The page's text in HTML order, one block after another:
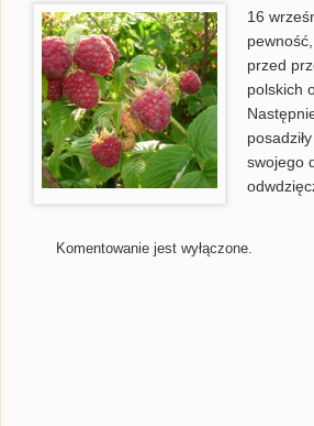
16
przed
polskich
swojego
Komentowanie jest wyłączone.